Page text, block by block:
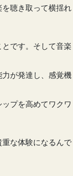
聴き取って横揺れ
です。そして音楽
が発達し、感覚機
プを高めてワクワ
な体験になるんで